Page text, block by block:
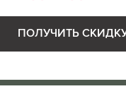
ПОЛУЧИТЬ